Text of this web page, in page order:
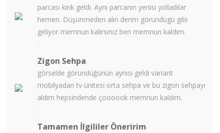
parcası kırık geldi. Aynı parcanın yenisi yolladılar
hemen. Düşünmeden alın derim göründügü gibi
geliyor memnun kalırsınız ben memnun kaldım.
.
Zigon Sehpa
görselde göründüğünün aynısı geldi variant
mobilyadan tv ünitesi orta sehpa ve bu zigon sehpayı
aldım hepsindende çoooook memnun kaldım.
.
Tamamen İlgililer Öneririm